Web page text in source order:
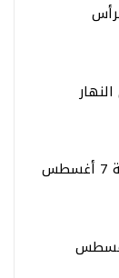
توقعـات الأبراج اليوم الجمعة 7 أغسطس